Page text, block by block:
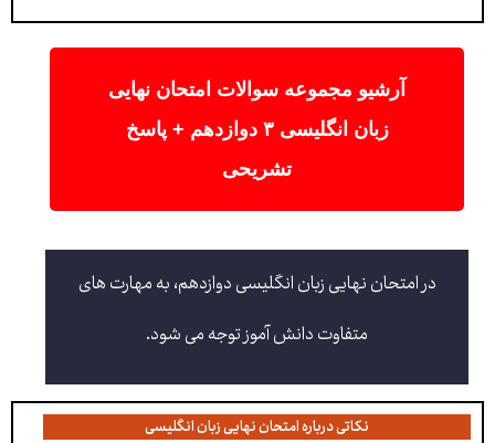
آرشیو مجموعه سوالات امتحان نهایی
زبان انگلیسی ۳ دوازدهم + پاسخ
تشریحی
در امتحان نهایی زبان انگلیسی دوازدهم، به مهارت های
متفاوت دانش آموز توجه می شود.
نکاتی درباره امتحان نهایی زبان انگلیسی